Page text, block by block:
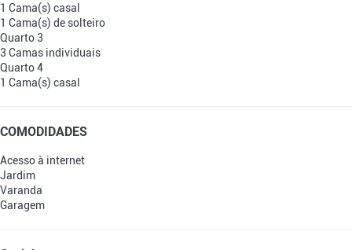
1 Cama(s) casal
1 Cama(s) de solteiro
Quarto 3
3 Camas individuais
Quarto 4
1 Cama(s) casal
COMODIDADES
Acesso à internet
Jardim
Varanda
Garagem